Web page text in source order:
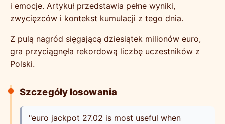
i emocje. Artykuł przedstawia pełne wyniki,
zwycięzców i kontekst kumulacji z tego dnia.
Z pulą nagród sięgającą dziesiątek milionów euro,
gra przyciągnęła rekordową liczbę uczestników z
Polski.
Szczegóły losowania
"euro jackpot 27.02 is most useful when